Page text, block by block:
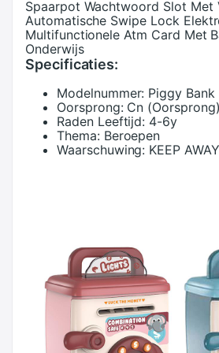
Spaarpot Wachtwoord Slot Met
Automatische Swipe Lock
Multifunctionele Atm Card Met
Onderwijs
Specificaties:
Modelnummer: Piggy Bank
Oorsprong: Cn (Oorsprong)
Raden Leeftijd: 4-6y
Thema: Beroepen
Waarschuwing: KEEP